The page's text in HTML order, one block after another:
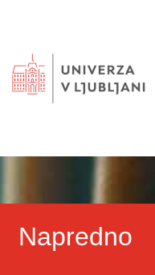
Napredno